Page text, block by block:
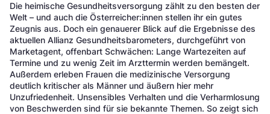
Die heimische Gesundheitsversorgung zählt zu den besten der
Welt – und auch die Österreicher:innen stellen ihr ein gutes
Zeugnis aus. Doch ein genauerer Blick auf die Ergebnisse des
aktuellen Allianz Gesundheitsbarometers, durchgeführt von
Marketagent, offenbart Schwächen: Lange Wartezeiten auf
Termine und zu wenig Zeit im Arzttermin werden bemängelt.
Außerdem erleben Frauen die medizinische Versorgung
deutlich kritischer als Männer und äußern hier mehr
Unzufriedenheit. Unsensibles Verhalten und die Verharmlosung
von Beschwerden sind für sie bekannte Themen. So zeigt sich